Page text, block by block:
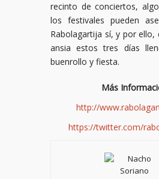
recinto de conciertos,
los festivales pueden
Rabolagartija sí, y por ello,
ansia estos tres días
buenrollo y fiesta.
Más
http://
https://twitter.com/